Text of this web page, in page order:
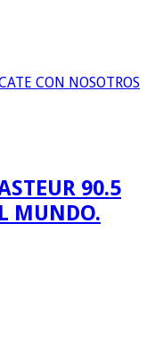
CON NOSOTROS
90.5
MUNDO.